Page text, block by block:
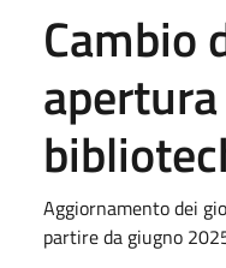
Cambio
Aggiornamento dei
partire da giugno